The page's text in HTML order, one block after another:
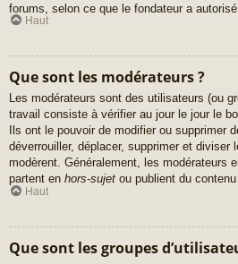
forums, selon ce que le fondateur a autorisé.
Haut
Que sont les modérateurs ?
Les modérateurs sont des utilisateurs (ou
travail consiste à vérifier au jour le jour le
Ils ont le pouvoir de modifier ou supprimer
déverrouiller, déplacer, supprimer et diviser
modèrent. Généralement, les modérateurs
partent en hors-sujet ou publient du
Haut
Que sont les groupes